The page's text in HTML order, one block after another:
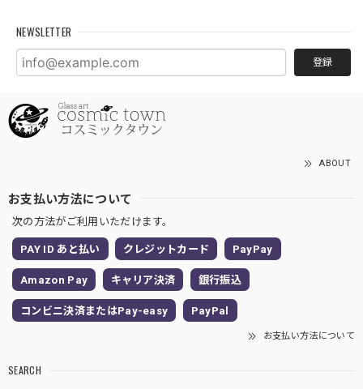
NEWSLETTER
登録
ABOUT
お支払い方法について
次の方法がご利用いただけます。
PAY ID あと払い クレジットカード PayPay
Amazon Pay キャリア決済 銀行振込
コンビニ決済またはPay-easy PayPal
お支払い方法について
SEARCH